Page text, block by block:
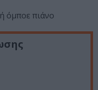
όμποε πιάνο